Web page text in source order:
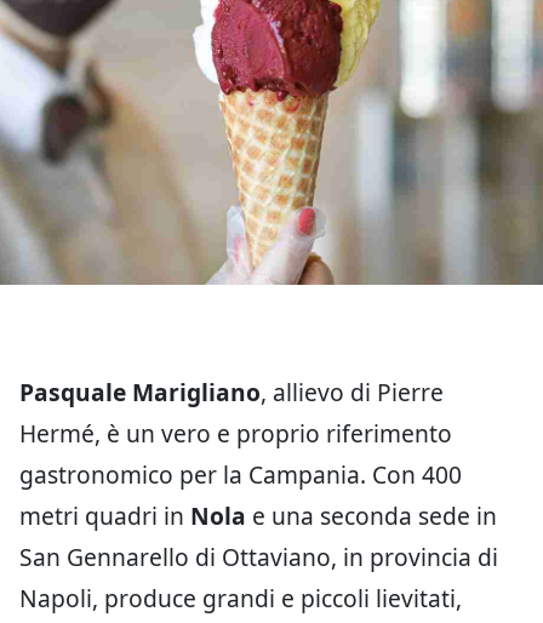
Pasquale Marigliano, allievo di Pierre
Hermé, è un vero e proprio riferimento
gastronomico per la Campania. Con 400
metri quadri in Nola e una seconda sede in
San Gennarello di Ottaviano, in provincia di
Napoli, produce grandi e piccoli lievitati,